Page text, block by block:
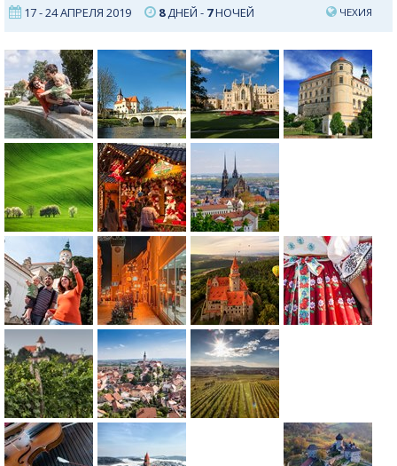
17 - 24 АПРЕЛЯ 2019 8ДНЕЙ - 7НОЧЕЙ ЧЕХИЯ